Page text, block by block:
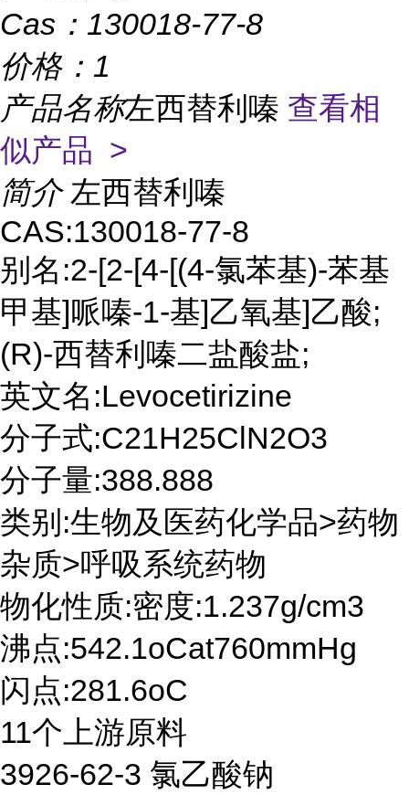
Cas： 130018-77-8
价格： 1
产品名称左西替利嗪 查看相
似产品 >
简介 左西替利嗪
CAS:130018-77-8
别名:2-[2-[4-[(4-氯苯基)-苯基
甲基]哌嗪-1-基]乙氧基]乙酸;
(R)-西替利嗪二盐酸盐;
英文名:Levocetirizine
分子式:C21H25ClN2O3
分子量:388.888
类别:生物及医药化学品>药物
杂质>呼吸系统药物
物化性质:密度:1.237g/cm3
沸点:542.1oCat760mmHg
闪点:281.6oC
11个上游原料
3926-62-3 氯乙酸钠